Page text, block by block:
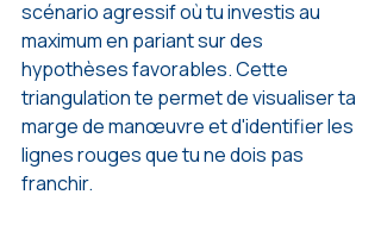
scénario agressif où tu investis au
maximum en pariant sur des
hypothèses favorables. Cette
triangulation te permet de visualiser ta
marge de manœuvre et d'identifier les
lignes rouges que tu ne dois pas
franchir.